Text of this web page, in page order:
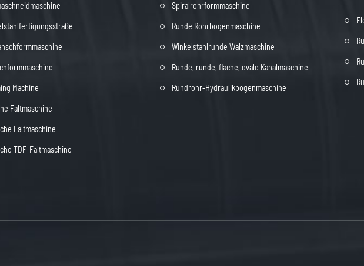
Machine
Faltmaschine
Faltmaschine
TDF-Faltmaschine
Spiralrohrformmaschine
Runde Rohrbogenmaschine
Winkelstahlrunde Walzmaschine
Runde, runde, flache, ovale Kanalmaschine
Rundrohr-Hydraulikbogenmaschine